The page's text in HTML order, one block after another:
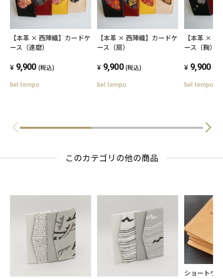
【本革 × 西陣織】カードケ
ース（達磨）
9,900 (税込)
bel tempo
【本革 × 西陣織】カードケ
ース（扇）
9,900 (税込)
bel tempo
【本革 × 西
ース（鞠）
9,900 (税
bel tempo
このカテゴリの他の商品
ショートウ